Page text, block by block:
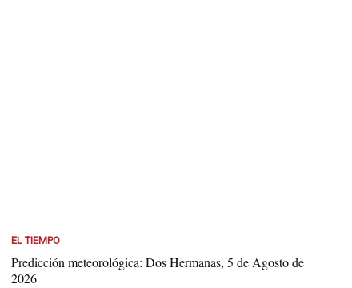
EL TIEMPO
Predicción meteorológica: Dos Hermanas, 5 de Agosto de
2026